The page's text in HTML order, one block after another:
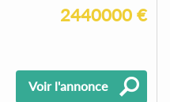
2440000 €
Voir l'annonce